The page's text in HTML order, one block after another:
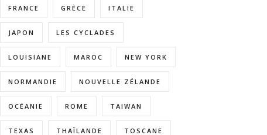
FRANCE GRÈCE ITALIE
JAPON LES CYCLADES
LOUISIANE MAROC NEW YORK
NORMANDIE NOUVELLE ZÉLANDE
OCÉANIE ROME TAIWAN
TEXAS THAÏLANDE TOSCANE